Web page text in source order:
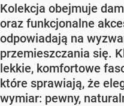
Kolekcja obejmuje
oraz funkcjonalne
odpowiadają na
przemieszczania się.
lekkie, komfortowe
które sprawiają, że
wymiar: pewny,